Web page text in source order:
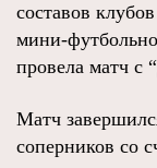
составов
мини-
провела матч с
Матч
соперников со